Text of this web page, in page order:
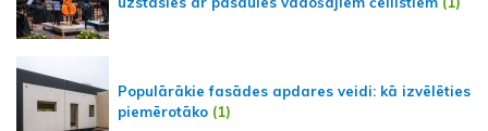
Populārākie fasādes apdares veidi: kā izvēlēties
piemērotāko (1)